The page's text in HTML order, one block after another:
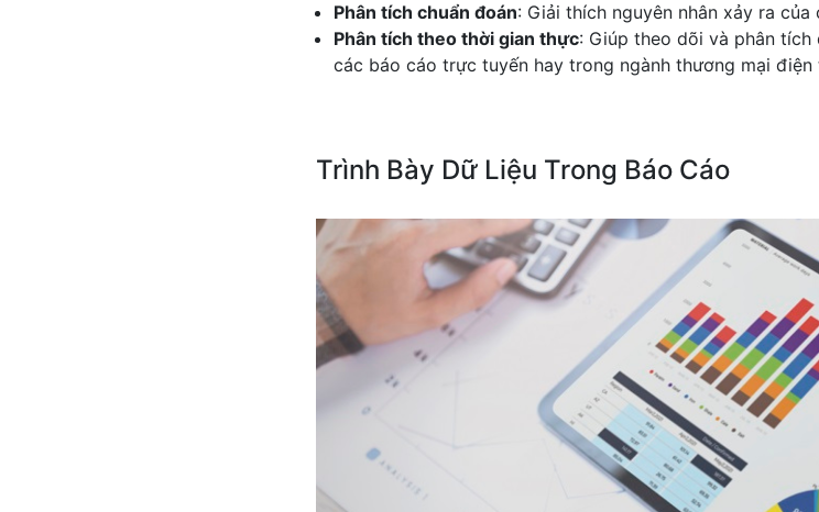
Phân tích chuẩn đoán: Giải thích nguyên nhân xảy ra
Phân tích theo thời gian thực: Giúp theo dõi và phân
các báo cáo trực tuyến hay trong ngành thương mại điện
Trình Bày Dữ Liệu Trong Báo Cáo